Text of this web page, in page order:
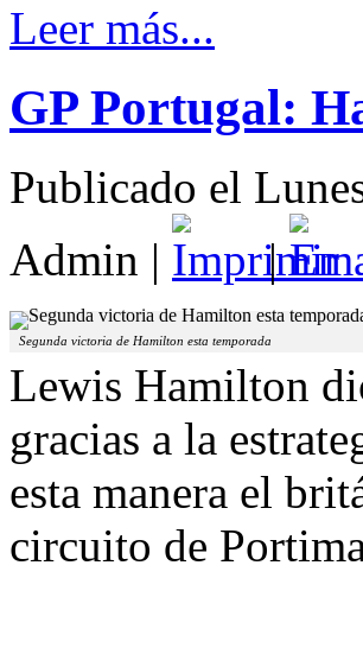
Leer más...
GP Portugal:
Publicado el
Admin | |
Segunda victoria de Hamilton esta temporada
Lewis Hamilton
gracias a la
esta manera el
circuito de